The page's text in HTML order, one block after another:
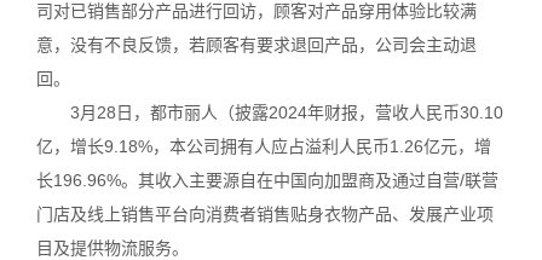
司对已销售部分产品进行回访，顾客对产品穿用体验比较满
意，没有不良反馈，若顾客有要求退回产品，公司会主动退
回。
3月28日，都市丽人（披露2024年财报，营收人民币30.10
亿，增长9.18%，本公司拥有人应占溢利人民币1.26亿元，增
长196.96%。其收入主要源自在中国向加盟商及通过自营/联营
门店及线上销售平台向消费者销售贴身衣物产品、发展产业项
目及提供物流服务。